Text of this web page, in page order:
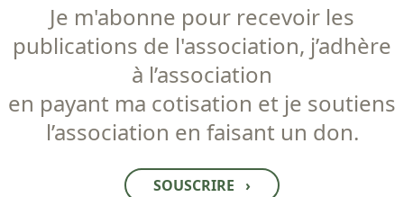
Je m'abonne pour recevoir les
publications de l'association, j’adhère
à l’association
en payant ma cotisation et je soutiens
l’association en faisant un don.
SOUSCRIRE ›